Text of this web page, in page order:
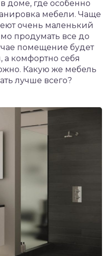
доме, где особенно
мебели. Чаще
очень маленький
продумать все до
помещение будет
а комфортно себя
Какую же мебель
лучше всего?